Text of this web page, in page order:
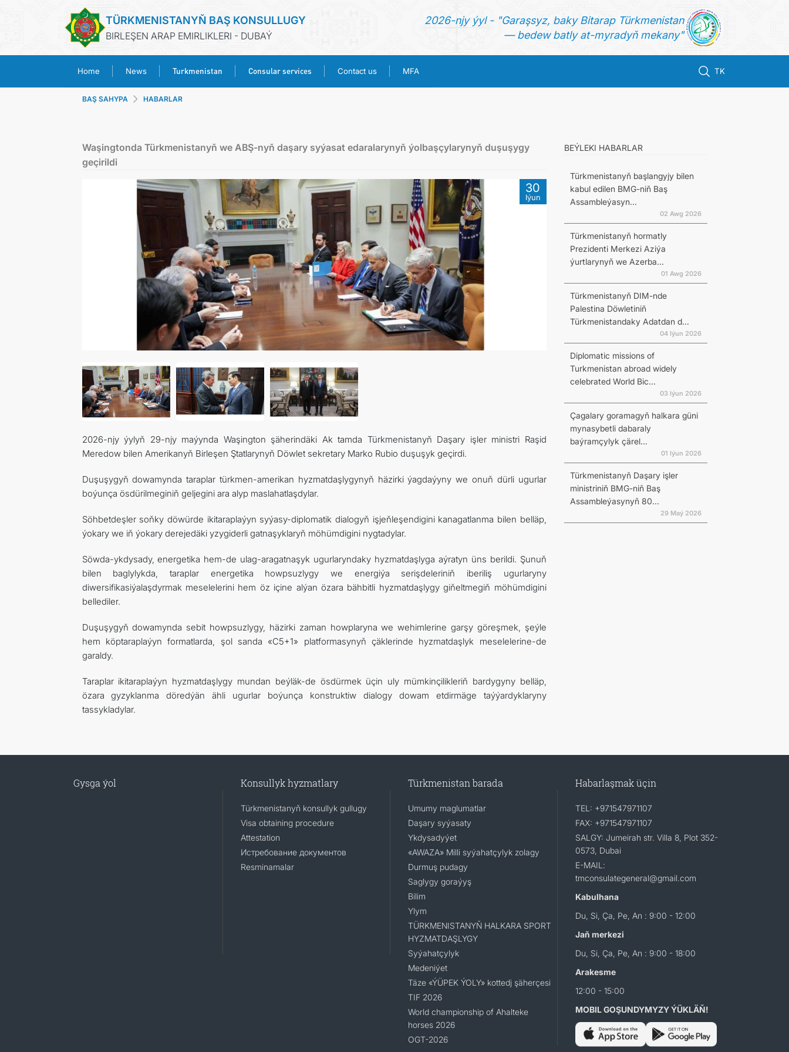
TÜRKMENISTANYŇ BAŞ KONSULLUGY
BIRLEŞEN ARAP EMIRLIKLERI - DUBAÝ
2026-njy ýyl - "Garaşsyz, baky Bitarap Türkmenistan
— bedew batly at-myradyň mekany"
Home News Turkmenistan Consular services Contact us MFA TK
CONSULAR SERVICES
CONTACT US
MFA
BAŞ SAHYPA HABARLAR
Waşingtonda Türkmenistanyň we ABŞ-nyň daşary syýasat edaralarynyň ýolbaşçylarynyň duşuşygy
geçirildi
30
Iýun
2026-njy ýylyň 29-njy maýynda Waşington şäherindäki Ak tamda Türkmenistanyň Daşary işler ministri Raşid
Meredow bilen Amerikanyň Birleşen Ştatlarynyň Döwlet sekretary Marko Rubio duşuşyk geçirdi.
Duşuşygyň dowamynda taraplar türkmen-amerikan hyzmatdaşlygynyň häzirki ýagdaýyny we onuň dürli ugurlar
boýunça ösdürilmeginiň geljegini ara alyp maslahatlaşdylar.
Söhbetdeşler soňky döwürde ikitaraplaýyn syýasy-diplomatik dialogyň işjeňleşendigini kanagatlanma bilen belläp,
ýokary we iň ýokary derejedäki yzygiderli gatnaşyklaryň möhümdigini nygtadylar.
Söwda-ykdysady, energetika hem-de ulag-aragatnaşyk ugurlaryndaky hyzmatdaşlyga aýratyn üns berildi. Şunuň
bilen baglylykda, taraplar energetika howpsuzlygy we energiýa serişdeleriniň iberiliş ugurlaryny
diwersifikasiýalaşdyrmak meselelerini hem öz içine alýan özara bähbitli hyzmatdaşlygy giňeltmegiň möhümdigini
bellediler.
Duşuşygyň dowamynda sebit howpsuzlygy, häzirki zaman howplaryna we wehimlerine garşy göreşmek, şeýle
hem köptaraplaýyn formatlarda, şol sanda «C5+1» platformasynyň çäklerinde hyzmatdaşlyk meselelerine-de
garaldy.
Taraplar ikitaraplaýyn hyzmatdaşlygy mundan beýläk-de ösdürmek üçin uly mümkinçilikleriň bardygyny belläp,
özara gyzyklanma döredýän ähli ugurlar boýunça konstruktiw dialogy dowam etdirmäge taýýardyklaryny
tassykladylar.
BEÝLEKI HABARLAR
Türkmenistanyň başlangyjy bilen
kabul edilen BMG-niň Baş
Assambleýasyn...
02 Awg 2026
Türkmenistanyň hormatly
Prezidenti Merkezi Aziýa
ýurtlarynyň we Azerba...
01 Awg 2026
Türkmenistanyň DIM-nde
Palestina Döwletiniň
Türkmenistandaky Adatdan d...
04 Iýun 2026
Diplomatic missions of
Turkmenistan abroad widely
celebrated World Bic...
03 Iýun 2026
Çagalary goramagyň halkara güni
mynasybetli dabaraly
baýramçylyk çärel...
01 Iýun 2026
Türkmenistanyň Daşary işler
ministriniň BMG-niň Baş
Assambleýasynyň 80...
29 Maý 2026
Gysga ýol Konsullyk hyzmatlary
Türkmenistanyň konsullyk gullugy
Visa obtaining procedure
Attestation
Истребование документов
Resminamalar
Türkmenistan barada
Umumy maglumatlar
Daşary syýasaty
Ykdysadyýet
«AWAZA» Milli syýahatçylyk zolagy
Durmuş pudagy
Saglygy goraýyş
Bilim
Ylym
TÜRKMENISTANYŇ HALKARA SPORT
HYZMATDAŞLYGY
Syýahatçylyk
Medeniýet
Täze «ÝÜPEK ÝOLY» kottedj şäherçesi
TIF 2026
World championship of Ahalteke
horses 2026
OGT-2026
Habarlaşmak üçin
TEL: +971547971107
FAX: +971547971107
SALGY: Jumeirah str. Villa 8, Plot 352-
0573, Dubai
E-MAIL:
tmconsulategeneral@gmail.com
Kabulhana
Du, Si, Ça, Pe, An : 9:00 - 12:00
Jaň merkezi
Du, Si, Ça, Pe, An : 9:00 - 18:00
Arakesme
12:00 - 15:00
MOBIL GOŞUNDYMYZY ÝÜKLÄŇ!